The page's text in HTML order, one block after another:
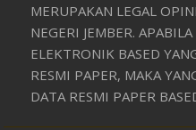
MERUPAKAN LEGAL
NEGERI JEMBER.
ELEKTRONIK BASED
RESMI PAPER, MAKA
DATA RESMI PAPER